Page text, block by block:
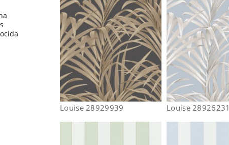
Louise 28929939 Louise 28926231